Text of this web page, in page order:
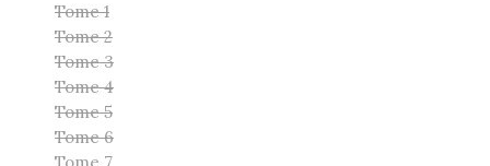
Tome 1
Tome 2
Tome 3
Tome 4
Tome 5
Tome 6